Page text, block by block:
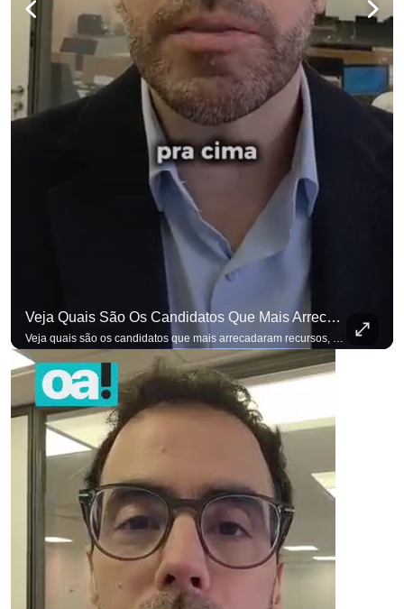
Veja Quais São Os Candidatos Que Mais Arrecadaram Recursos, Até Agora, Por Meio De Vaquinhas Eleito